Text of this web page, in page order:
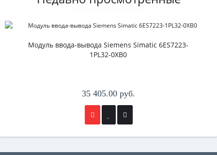
Модуль ввода-вывода Siemens Simatic 6ES7223-
1PL32-0XB0
35 405.00 руб.